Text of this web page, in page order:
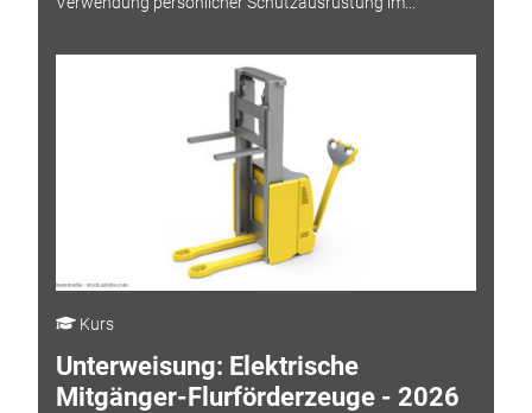
Kurs
Unterweisung: Elektrische
Mitgänger-Flurförderzeuge - 2026